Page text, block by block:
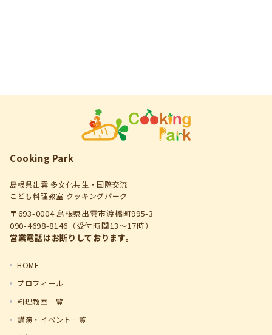
Cooking Park
島根県出雲 多文化共生・国際交流
こども料理教室 クッキングパーク
〒693-0004 島根県出雲市渡橋町995-3
090-4698-8146（受付時間13～17時）
営業電話はお断りしております。
HOME
プロフィール
料理教室一覧
講演・イベント一覧